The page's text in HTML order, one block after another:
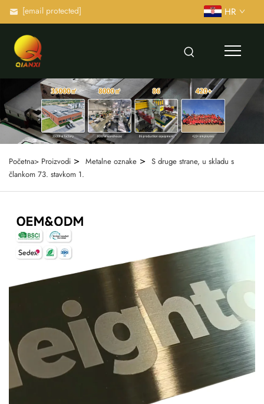
[email protected] HR
Početna> Proizvodi > Metalne oznake > S druge strane, u skladu s
člankom 73. stavkom 1.